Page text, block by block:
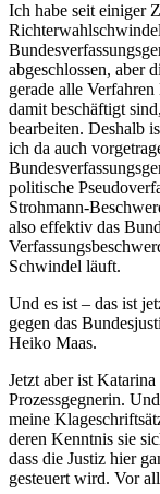
Ich habe seit einiger
abgeschlossen, aber
gerade alle
damit beschäftigt
bearbeiten. Deshalb
ich da auch
politische
Strohmann-
also effektiv das
Schwindel läuft.
Und es ist – das ist
gegen das
Heiko Maas.
Jetzt aber ist
Prozessgegnerin.
meine
deren Kenntnis sie
dass die Justiz hier
gesteuert wird. Vor